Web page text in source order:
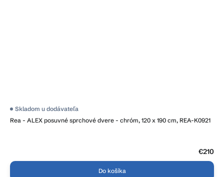
Rea - ALEX posuvné sprchové dvere - chróm, 120 x 190 cm, REA-K0921
Skladom u dodávateľa
€210
Do košíka